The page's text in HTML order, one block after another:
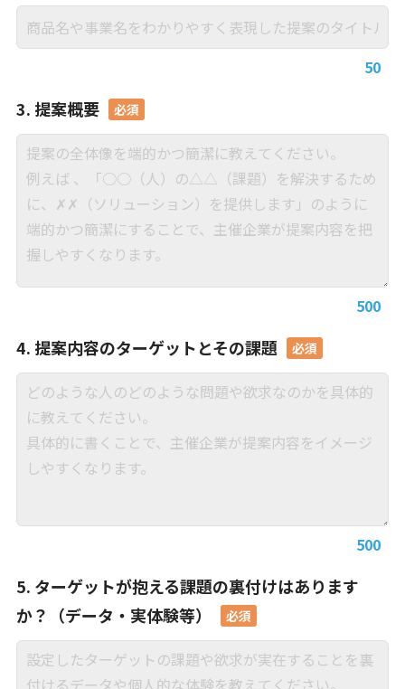
50
3. 提案概要
500
4. 提案内容のターゲットとその課題
500
5. ターゲットが抱える課題の裏付けはあります
か？（データ・実体験等）